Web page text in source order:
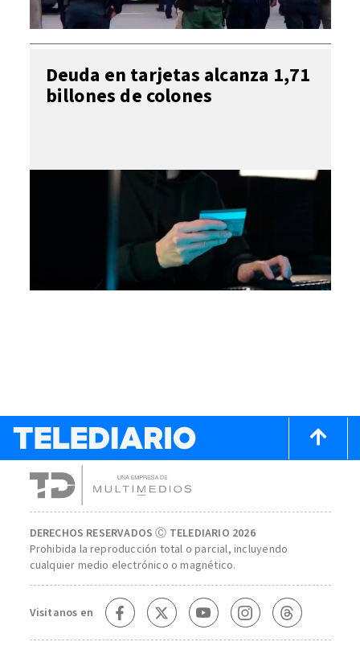
Deuda en tarjetas alcanza 1,71
billones de colones
DERECHOS RESERVADOS Ⓒ TELEDIARIO 2026
Prohibida la reproducción total o parcial, incluyendo
cualquier medio electrónico o magnético.
Visitanos en